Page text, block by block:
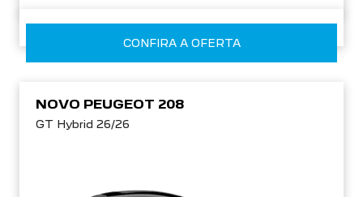
CONFIRA A OFERTA
NOVO PEUGEOT 208
GT Hybrid 26/26